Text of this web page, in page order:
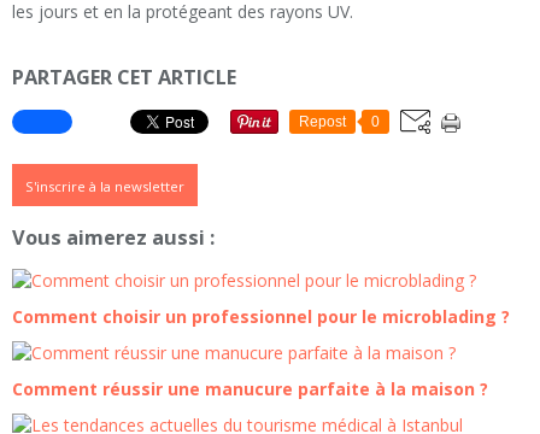
les jours et en la protégeant des rayons UV.
PARTAGER CET ARTICLE
Repost 0
S'inscrire à la newsletter
Vous aimerez aussi :
Comment choisir un professionnel pour le microblading ?
Comment réussir une manucure parfaite à la maison ?